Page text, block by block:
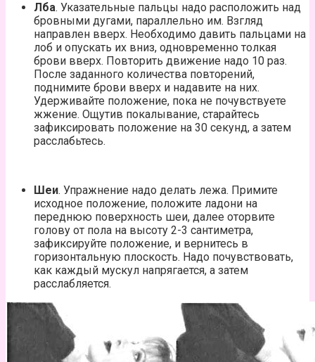
Лба. Указательные пальцы надо расположить над
бровными дугами, параллельно им. Взгляд
направлен вверх. Необходимо давить пальцами на
лоб и опускать их вниз, одновременно толкая
брови вверх. Повторить движение надо 10 раз.
После заданного количества повторений,
поднимите брови вверх и надавите на них.
Удерживайте положение, пока не почувствуете
жжение. Ощутив покалывание, старайтесь
зафиксировать положение на 30 секунд, а затем
расслабьтесь.
Шеи. Упражнение надо делать лежа. Примите
исходное положение, положите ладони на
переднюю поверхность шеи, далее оторвите
голову от пола на высоту 2-3 сантиметра,
зафиксируйте положение, и вернитесь в
горизонтальную плоскость. Надо почувствовать,
как каждый мускул напрягается, а затем
расслабляется.